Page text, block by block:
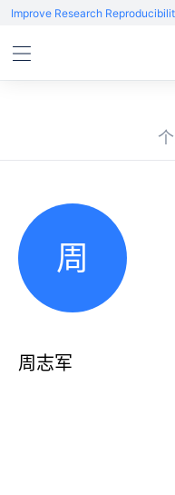
Improve Research
周
周志军